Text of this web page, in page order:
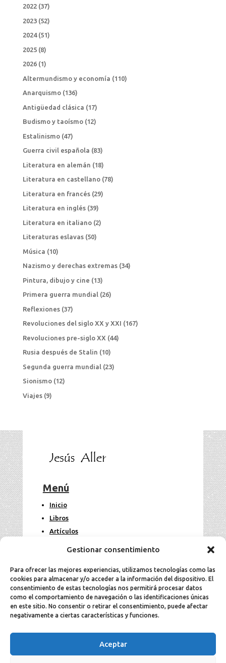
Gestionar consentimiento
Para ofrecer las mejores experiencias, utilizamos tecnologías como las
cookies para almacenar y/o acceder a la información del dispositivo. El
consentimiento de estas tecnologías nos permitirá procesar datos
como el comportamiento de navegación o las identificaciones únicas
en este sitio. No consentir o retirar el consentimiento, puede afectar
negativamente a ciertas características y funciones.
Aceptar
2022(37)
2023(52)
2024(51)
2025(8)
2026(1)
Altermundismo y economía (110)
Anarquismo(136)
Antigüedad clásica (17)
Budismo y taoísmo(12)
Estalinismo(47)
Guerra civil española (83)
Literatura en alemán (18)
Literatura en castellano(78)
Literatura en francés(29)
Literatura en inglés(39)
Literatura en italiano(2)
Literaturas eslavas(50)
Música (10)
Nazismo y derechas extremas(34)
Pintura, dibujo y cine (13)
Primera guerra mundial(26)
Reflexiones(37)
Revoluciones del siglo XX y XXI (167)
Revoluciones pre-siglo XX (44)
Rusia después de Stalin (10)
Segunda guerra mundial (23)
Sionismo(12)
Viajes(9)
Menú
Inicio
Libros
Artículos
Legal
Aviso Legal
Política de privacidad